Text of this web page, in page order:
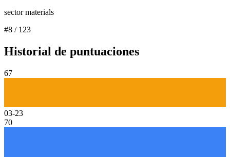
sector materials
#8 / 123
Historial de puntuaciones
67
03-23
70